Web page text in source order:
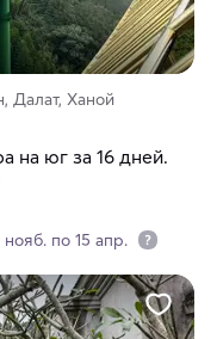
Далат, Ханой
на юг за 16 дней.
по 15 апр.